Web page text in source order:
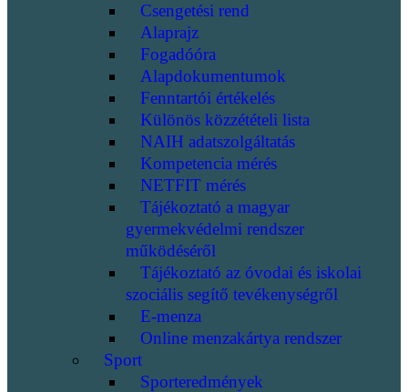
Csengetési rend
Alaprajz
Fogadóóra
Alapdokumentumok
Fenntartói értékelés
Különös közzétételi lista
NAIH adatszolgáltatás
Kompetencia mérés
NETFIT mérés
Tájékoztató a magyar
gyermekvédelmi rendszer
működéséről
Tájékoztató az óvodai és iskolai
szociális segítő tevékenységről
E-menza
Online menzakártya rendszer
Sport
Sporteredmények